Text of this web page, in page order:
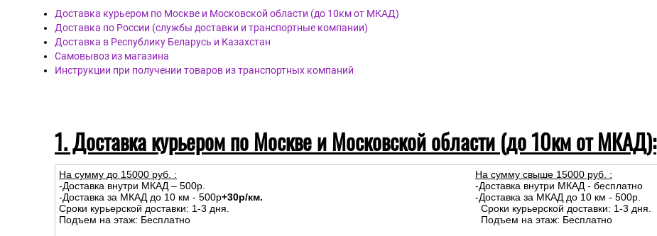
Доставка курьером по Москве и Московской области (до 10км от МКАД)
Доставка по России (службы доставки и транспортные компании)
Доставка в Республику Беларусь и Казахстан
Самовывоз из магазина
Инструкции при получении товаров из транспортных компаний
1. Доставка курьером по Москве и Московской области (до 10км от МКАД):
На сумму до 15000 руб. :
-Доставка внутри МКАД – 500р.
-Доставка за МКАД до 10 км - 500р+30р/км.
Сроки курьерской доставки: 1-3 дня.
Подъем на этаж: Бесплатно
На сумму свыше 15000 руб. :
-Доставка внутри МКАД - бесплатно
-Доставка за МКАД до 10 км - 500р.
Сроки курьерской доставки: 1-3 дня.
Подъем на этаж: Бесплатно